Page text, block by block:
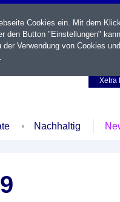
Xetra
Nachhaltig
Cookies ein. Mit dem
den Button "Einstellungen"
Verwendung von Cookies und
.